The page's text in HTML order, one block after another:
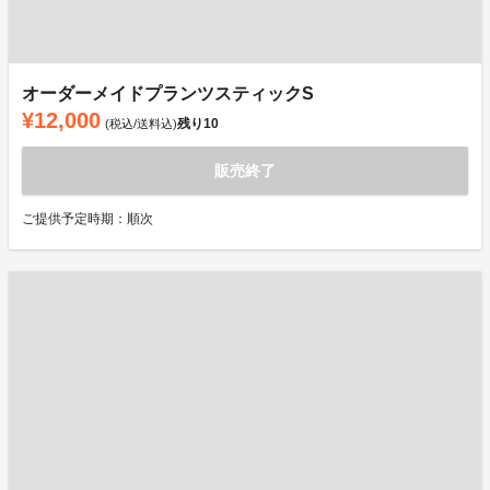
オーダーメイドプランツスティックS
¥12,000 (税込/送料込)残り10
販売終了
ご提供予定時期：順次